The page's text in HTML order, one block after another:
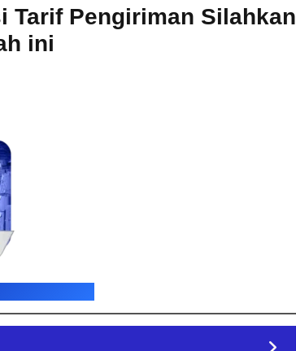
Tarif Pengiriman Silahkan
ini